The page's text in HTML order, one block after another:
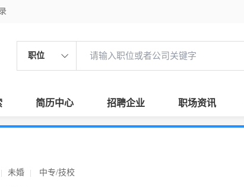
职位
简历中心 招聘企业 职场资讯
未婚 中专/技校